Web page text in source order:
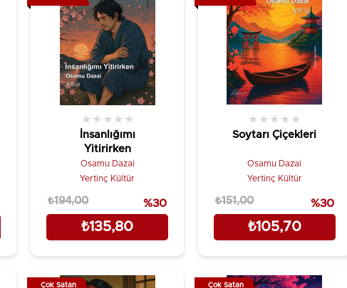
İnsanlığımı
Yitirirken
★ ★ ★ ★ ★
Osamu Dazai
Yertinç Kültür
₺135,80
₺194,00 %30
Soytarı Çiçekleri
★ ★ ★ ★ ★
Osamu Dazai
Yertinç Kültür
₺105,70
₺151,00 %30
Çok Satan Çok Satan